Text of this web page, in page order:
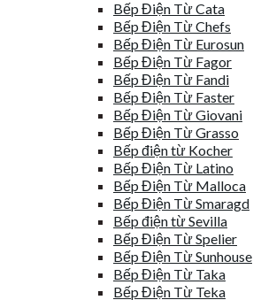
Bếp Điện Từ Cata
Bếp Điện Từ Chefs
Bếp Điện Từ Eurosun
Bếp Điện Từ Fagor
Bếp Điện Từ Fandi
Bếp Điện Từ Faster
Bếp Điện Từ Giovani
Bếp Điện Từ Grasso
Bếp điện từ Kocher
Bếp Điện Từ Latino
Bếp Điện Từ Malloca
Bếp Điện Từ Smaragd
Bếp điện từ Sevilla
Bếp Điện Từ Spelier
Bếp Điện Từ Sunhouse
Bếp Điện Từ Taka
Bếp Điện Từ Teka